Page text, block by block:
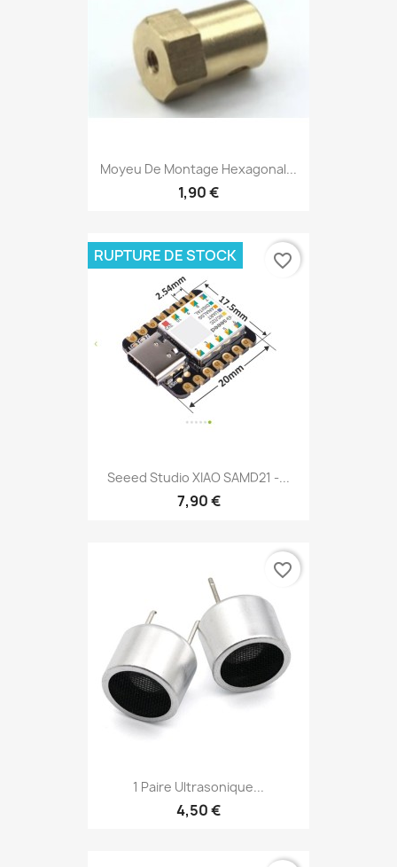
Moyeu De Montage Hexagonal...
1,90 €
Seeed Studio XIAO SAMD21 -...
7,90 €
RUPTURE DE STOCK favorite_border
1 Paire Ultrasonique...
4,50 €
favorite_border